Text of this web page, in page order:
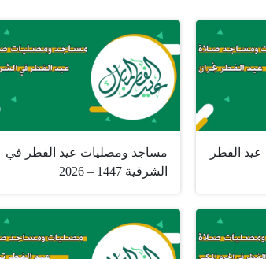
الفطر
مساجد ومصليات عيد الفطر في
الشرقية 1447 – 2026